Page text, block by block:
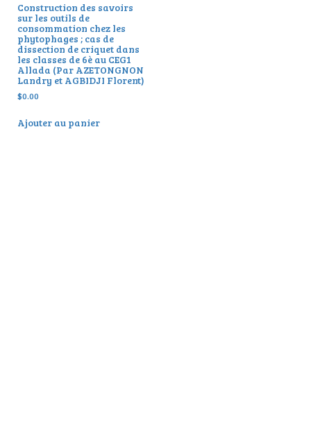
Construction des savoirs
sur les outils de
consommation chez les
phytophages ; cas de
dissection de criquet dans
les classes de 6è au CEG1
Allada (Par AZETONGNON
Landry et AGBIDJI Florent)
$0.00
Ajouter au panier